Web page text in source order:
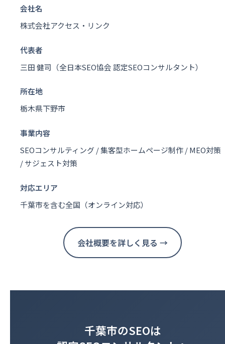
会社名
株式会社アクセス・リンク
代表者
三田 健司（全日本SEO協会 認定SEOコンサルタント）
所在地
栃木県下野市
事業内容
SEOコンサルティング / 集客型ホームページ制作 / MEO対策
/ サジェスト対策
対応エリア
千葉市を含む全国（オンライン対応）
会社概要を詳しく見る →
千葉市のSEOは